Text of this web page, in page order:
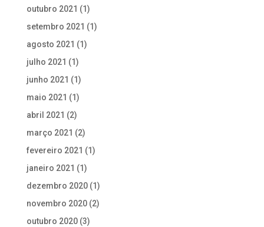
outubro 2021 (1)
setembro 2021 (1)
agosto 2021 (1)
julho 2021 (1)
junho 2021 (1)
maio 2021 (1)
abril 2021 (2)
março 2021 (2)
fevereiro 2021 (1)
janeiro 2021 (1)
dezembro 2020(1)
novembro 2020(2)
outubro 2020(3)